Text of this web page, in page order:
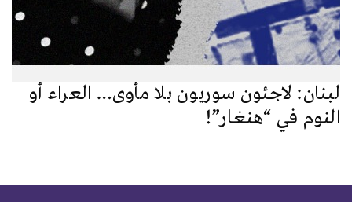
لبنان: لاجئون سوريون بلا مأوى… العراء أو
النوم في “هنغار”!